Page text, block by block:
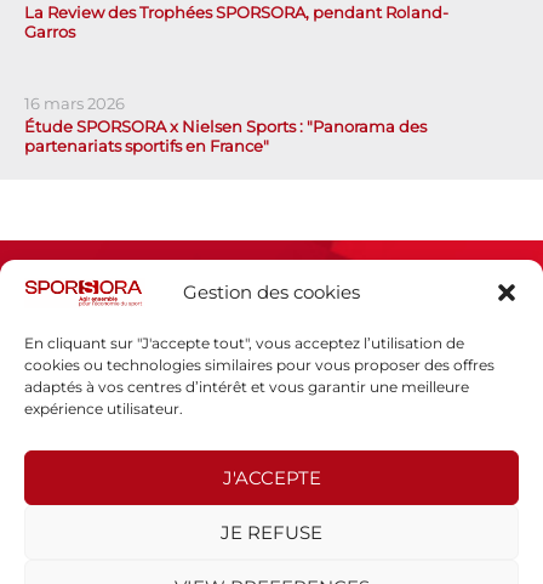
Gestion des cookies
En cliquant sur "J'accepte tout", vous acceptez l’utilisation de
cookies ou technologies similaires pour vous proposer des offres
adaptés à vos centres d’intérêt et vous garantir une meilleure
expérience utilisateur.
J'ACCEPTE
JE REFUSE
La Review des Trophées SPORSORA, pendant Roland-
Garros
16 mars 2026
Étude SPORSORA x Nielsen Sports : "Panorama des
partenariats sportifs en France"
Espace presse
Politique de confidentialité
SPORSORA
75015 PARIS